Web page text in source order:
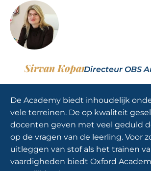
Sirvan KoparDirecteur OBS
De Academy biedt inhoudelijk
vele terreinen. De op kwaliteit
docenten geven met veel geduld
op de vragen van de leerling. Voor
uitleggen van stof als het trainen
vaardigheden biedt Oxford